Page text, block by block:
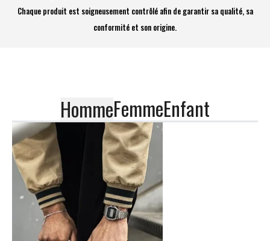
Chaque produit est soigneusement contrôlé afin de garantir sa qualité, sa
conformité et son origine.
HommeFemmeEnfant